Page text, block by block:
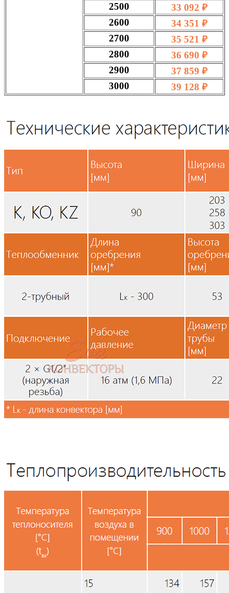
2500
33 092 ₽
2600
34 351 ₽
2700
35 521 ₽
2800
36 690 ₽
2900
37 859 ₽
3000
39 128 ₽